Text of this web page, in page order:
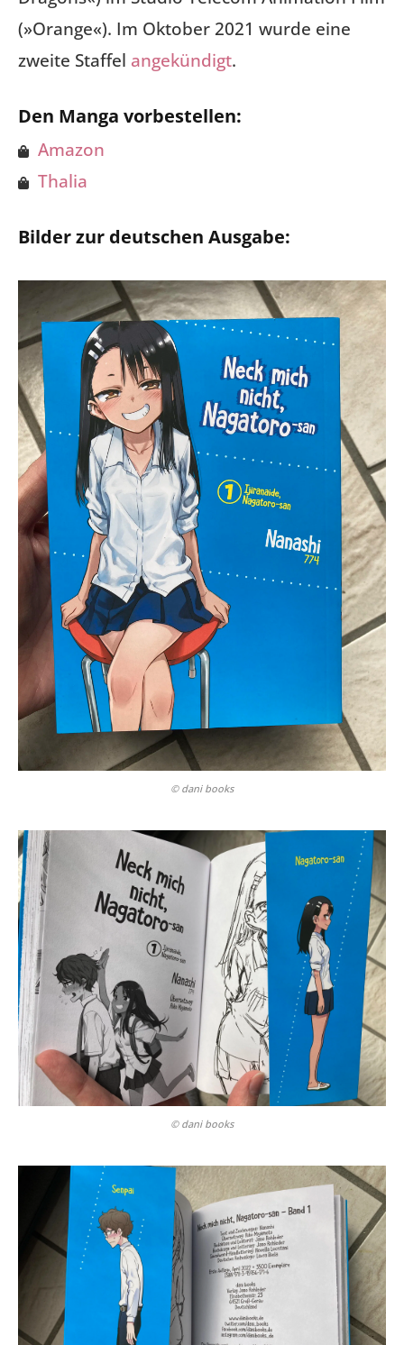
(»Orange«). Im Oktober 2021 wurde eine
zweite Staffel angekündigt.
Den Manga vorbestellen:
Amazon
Thalia
Bilder zur deutschen Ausgabe:
© dani books
© dani books